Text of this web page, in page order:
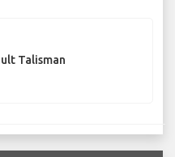
Talisman